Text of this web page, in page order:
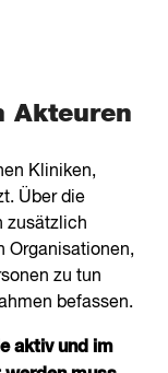
Akteuren
Kliniken,
Über die
zusätzlich
Organisationen,
zu tun
befassen.
aktiv und im